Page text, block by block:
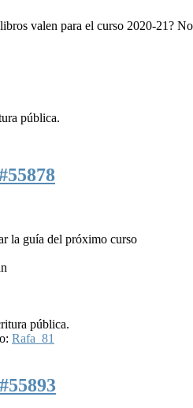
valen para el curso 2020-21?
pública.
la guía del próximo curso
pública.
Rafa_81
#55893